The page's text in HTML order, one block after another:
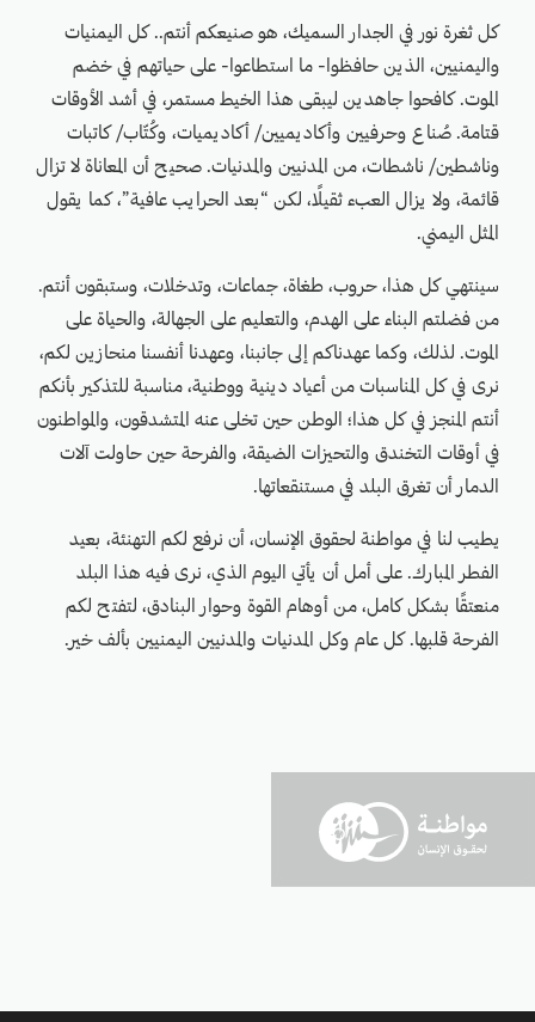
كل ثغرة نور في الجدار السميك، هو صنيعكم أنتم.. كل اليمنيات
واليمنيين، الذين حافظوا- ما استطاعوا- على حياتهم في خضم
الموت. كافحوا جاهدين ليبقى هذا الخيط مستمر، في أشد الأوقات
قتامة. صُناع وحرفيين وأكاديميين/ أكاديميات، وكُتّاب/ كاتبات
وناشطين/ ناشطات، من المدنيين والمدنيات. صحيح أن المعاناة لا تزال
قائمة، ولا يزال العبء ثقيلًا، لكن “بعد الحرايب عافية”، كما يقول
المثل اليمني.
سينتهي كل هذا، حروب، طغاة، جماعات، وتدخلات، وستبقون أنتم.
من فضلتم البناء على الهدم، والتعليم على الجهالة، والحياة على
الموت. لذلك، وكما عهدناكم إلى جانبنا، وعهدنا أنفسنا منحازين لكم،
نرى في كل المناسبات من أعياد دينية ووطنية، مناسبة للتذكير بأنكم
أنتم المنجز في كل هذا؛ الوطن حين تخلى عنه المتشدقون، والمواطنون
في أوقات التخندق والتحيزات الضيقة، والفرحة حين حاولت آلات
الدمار أن تغرق البلد في مستنقعاتها.
يطيب لنا في مواطنة لحقوق الإنسان، أن نرفع لكم التهنئة، بعيد
الفطر المبارك. على أمل أن يأتي اليوم الذي، نرى فيه هذا البلد
منعتقًا بشكل كامل، من أوهام القوة وحوار البنادق، لتفتح لكم
الفرحة قلبها. كل عام وكل المدنيات والمدنيين اليمنيين بألف خير.